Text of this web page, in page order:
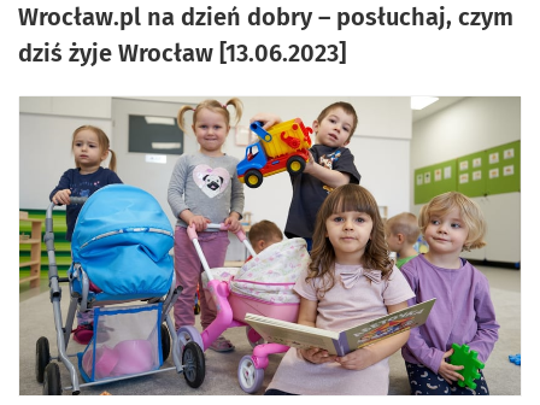
Wrocław.pl na dzień dobry – posłuchaj, czym
dziś żyje Wrocław [13.06.2023]